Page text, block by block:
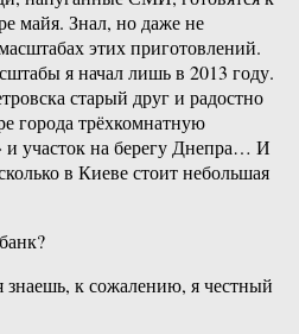
майя. Знал, но даже не
этих приготовлений.
я начал лишь в 2013 году.
старый друг и радостно
города трёхкомнатную
и участок на берегу Днепра… И
в Киеве стоит небольшая
к сожалению, я честный